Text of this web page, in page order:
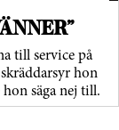
till service på
hon
hon säga nej till.